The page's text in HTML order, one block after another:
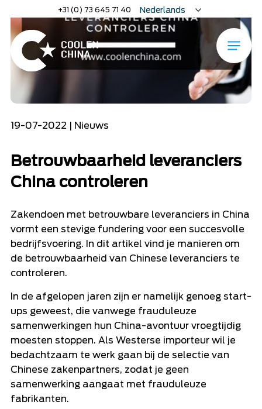
hoofdinhoud
+31 (0) 73 645 71 40
Nederlands
English
Deutsch
Home Menu
Betrouwbaarheid leveranciers China controleren
19-07-2022 | Nieuws
Betrouwbaarheid leveranciers
China controleren
Zakendoen met betrouwbare leveranciers in China
vormt een stevige fundering voor een succesvolle
bedrijfsvoering. In dit artikel vind je manieren om
de betrouwbaarheid van Chinese leveranciers te
controleren.
In de afgelopen jaren zijn er namelijk genoeg start-
ups geweest, die vanwege frauduleuze
samenwerkingen hun China-avontuur vroegtijdig
moesten stoppen. Als Westerse importeur wil je
bedachtzaam te werk gaan bij de selectie van
Chinese zakenpartners, zodat je geen
samenwerking aangaat met frauduleuze
fabrikanten.